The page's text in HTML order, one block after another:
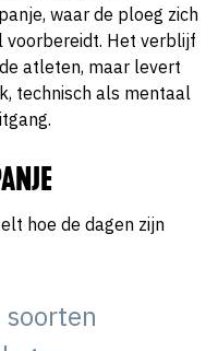
waar de ploeg zich
Het verblijf
atleten, maar levert
technisch als mentaal
hoe de dagen zijn
soorten